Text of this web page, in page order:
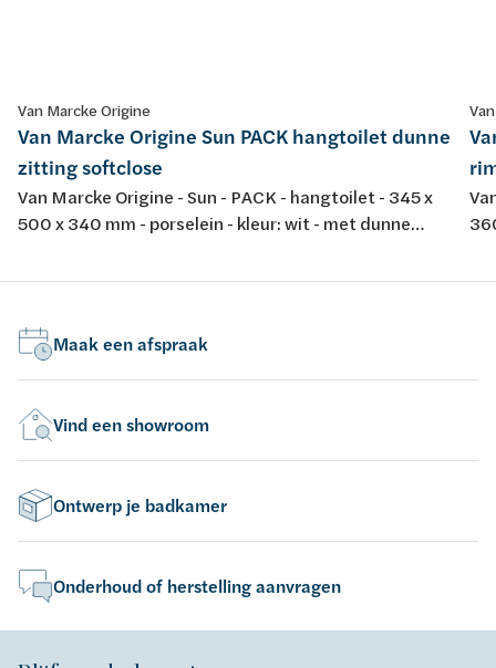
Van Marcke Origine
Van Marcke Origine Sun PACK hangtoilet dunne
zitting softclose
Van Marcke Origine - Sun - PACK - hangtoilet - 345 x
500 x 340 mm - porselein - kleur: wit - met dunne
Maak een afspraak
Vind een showroom
Ontwerp je badkamer
Onderhoud of herstelling aanvragen